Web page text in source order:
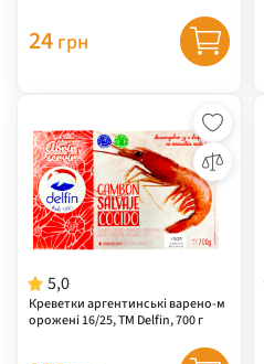
24 грн
5,0
Креветки аргентинські варено-м
орожені 16/25, ТМ Delfin, 700 г